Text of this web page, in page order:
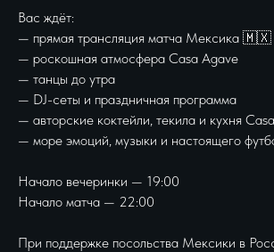
Вас ждёт:
— прямая трансляция матча
— роскошная атмосфера Casa Agave
— танцы до утра
— DJ-сеты и праздничная программа
— авторские коктейли, текила и кухня
— море эмоций, музыки и настоящего
Начало вечеринки — 19:00
Начало матча — 22:00
При поддержке посольства Мексики в